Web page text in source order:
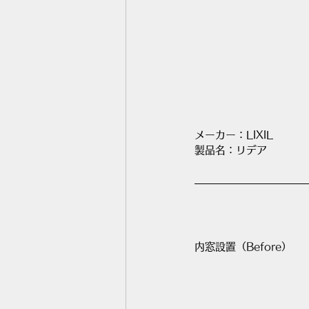
メーカー：LIXIL
製品名：リデア
内窓設置（Before）